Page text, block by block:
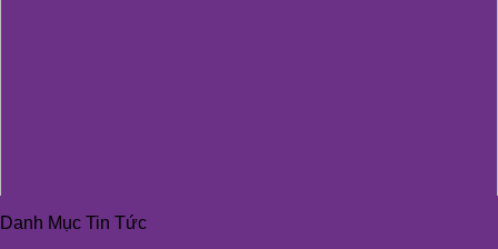
Danh Mục Tin Tức